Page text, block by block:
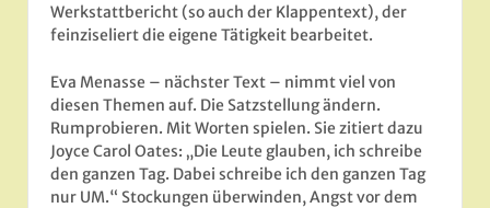
Werkstattbericht (so auch der Klappentext), der
feinziseliert die eigene Tätigkeit bearbeitet.
Eva Menasse – nächster Text – nimmt viel von
diesen Themen auf. Die Satzstellung ändern.
Rumprobieren. Mit Worten spielen. Sie zitiert dazu
Joyce Carol Oates: „Die Leute glauben, ich schreibe
den ganzen Tag. Dabei schreibe ich den ganzen Tag
nur UM.“ Stockungen überwinden, Angst vor dem